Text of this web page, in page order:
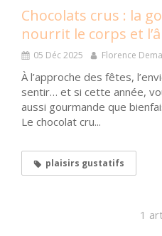
Chocolats crus : la
nourrit le corps et
05 Déc 2025 Florence
À l’approche des fêtes,
sentir… et si cette année,
aussi gourmande que
Le chocolat cru...
plaisirs gustatifs
1